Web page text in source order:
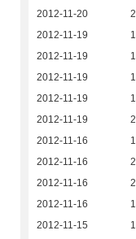
2012-11-20
2012-11-19
2012-11-19
2012-11-19
2012-11-19
2012-11-19
2012-11-16
2012-11-16
2012-11-16
2012-11-16
2012-11-15